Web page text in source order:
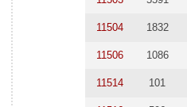
11504 1832
11506 1086
11514 101